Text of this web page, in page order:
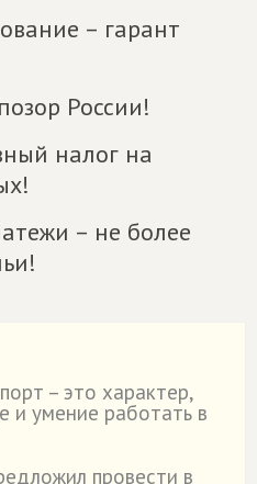
– гарант
России!
налог на
– не более
– это характер,
и умение работать в
провести в